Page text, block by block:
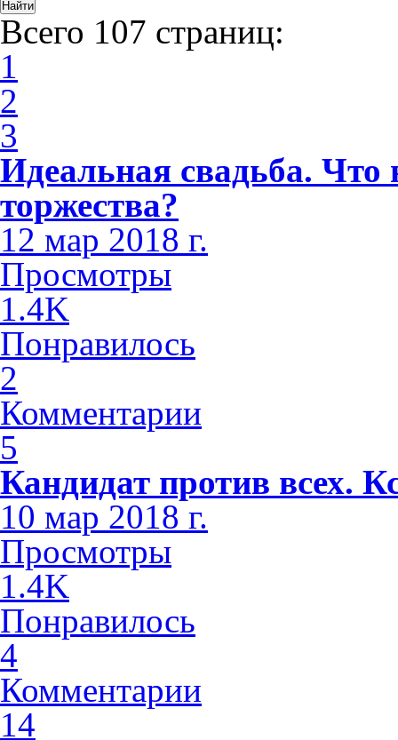
Всего 107 страниц:
1
2
3
Идеальная свадьба. Что
торжества?
12 мар 2018 г.
Просмотры
1.4K
Понравилось
2
Комментарии
5
Кандидат против всех.
10 мар 2018 г.
Просмотры
1.4K
Понравилось
4
Комментарии
14